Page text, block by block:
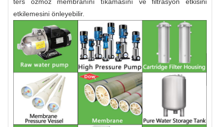
etkilemesini önleyebilir.